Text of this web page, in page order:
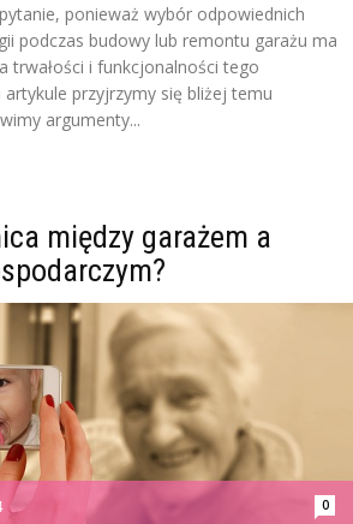
ponieważ wybór odpowiednich
podczas budowy lub remontu garażu ma
trwałości i funkcjonalności tego
przyjrzymy się bliżej temu
argumenty...
między garażem a
0